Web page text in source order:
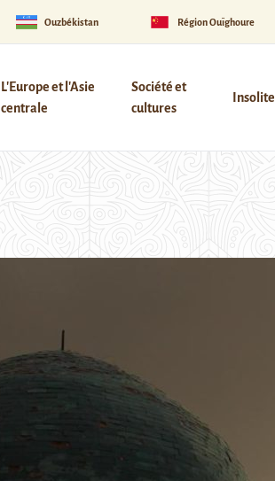
Ouzbékistan Région Ouïghoure
L'Europe et l'Asie
centrale
Société et
cultures
Insolite